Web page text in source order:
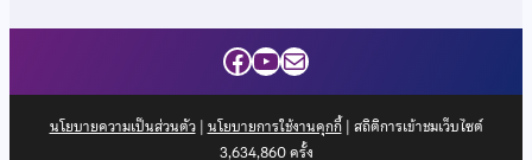
Facebook
YouTube
Mail
นโยบายความเป็นส่วนตัว| นโยบายการใช้งานคุกกี้| สถิติการเข้าชมเว็บไซต์
3,634,860ครั้ง